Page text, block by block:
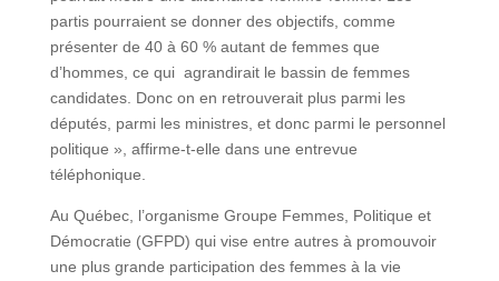
partis pourraient se donner des objectifs, comme
présenter de 40 à 60 % autant de femmes que
d’hommes, ce qui agrandirait le bassin de femmes
candidates. Donc on en retrouverait plus parmi les
députés, parmi les ministres, et donc parmi le personnel
politique », affirme-t-elle dans une entrevue
téléphonique.
Au Québec, l’organisme Groupe Femmes, Politique et
Démocratie (GFPD) qui vise entre autres à promouvoir
une plus grande participation des femmes à la vie